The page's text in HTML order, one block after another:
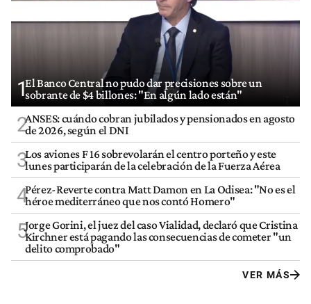
1El Banco Central no pudo dar precisiones sobre un
sobrante de $4 billones: "En algún lado están"
2ANSES: cuándo cobran jubilados y pensionados en agosto
de 2026, según el DNI
3Los aviones F 16 sobrevolarán el centro porteño y este
lunes participarán de la celebración de la Fuerza Aérea
4Pérez-Reverte contra Matt Damon en La Odisea: "No es el
héroe mediterráneo que nos contó Homero"
5Jorge Gorini, el juez del caso Vialidad, declaró que Cristina
Kirchner está pagando las consecuencias de cometer "un
delito comprobado"
VER MÁS